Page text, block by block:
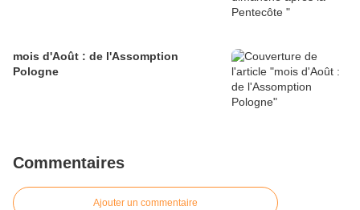
mois d'Août : de l'Assomption
Pologne
Commentaires
Ajouter un commentaire